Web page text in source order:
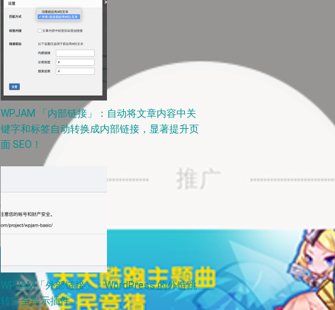
WPJAM 「内部链接」：自动将文章内容中关
键字和标签自动转换成内部链接，显著提升页
面 SEO！
WPJAM「外部链接」：WordPress 的外链跳
转安全提示插件